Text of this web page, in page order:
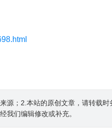
源；2.本站的原创文章，请转载
我们编辑修改或补充。